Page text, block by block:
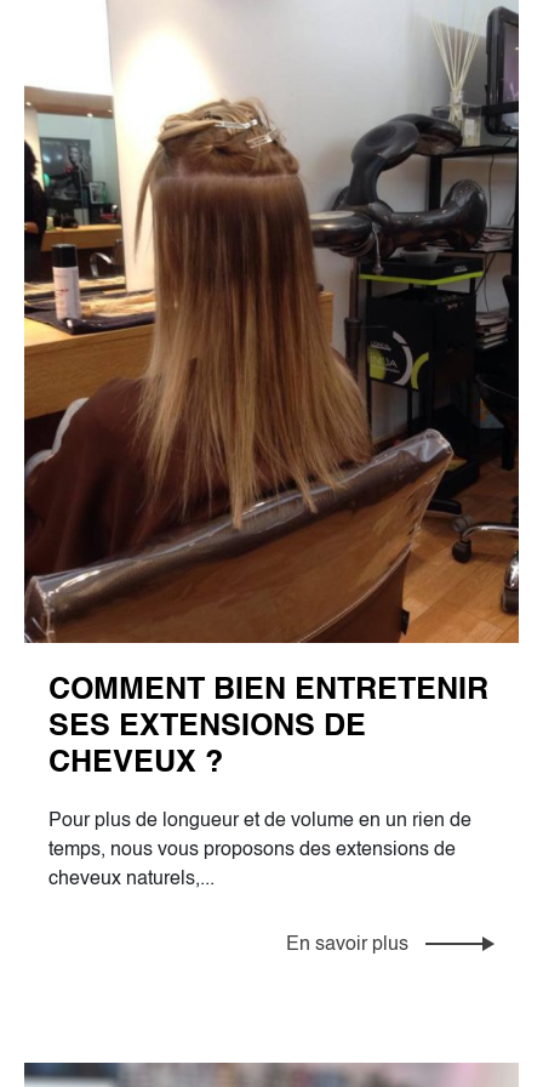
COMMENT BIEN ENTRETENIR
SES EXTENSIONS DE
CHEVEUX ?
Pour plus de longueur et de volume en un rien de
temps, nous vous proposons des extensions de
cheveux naturels,...
En savoir plus